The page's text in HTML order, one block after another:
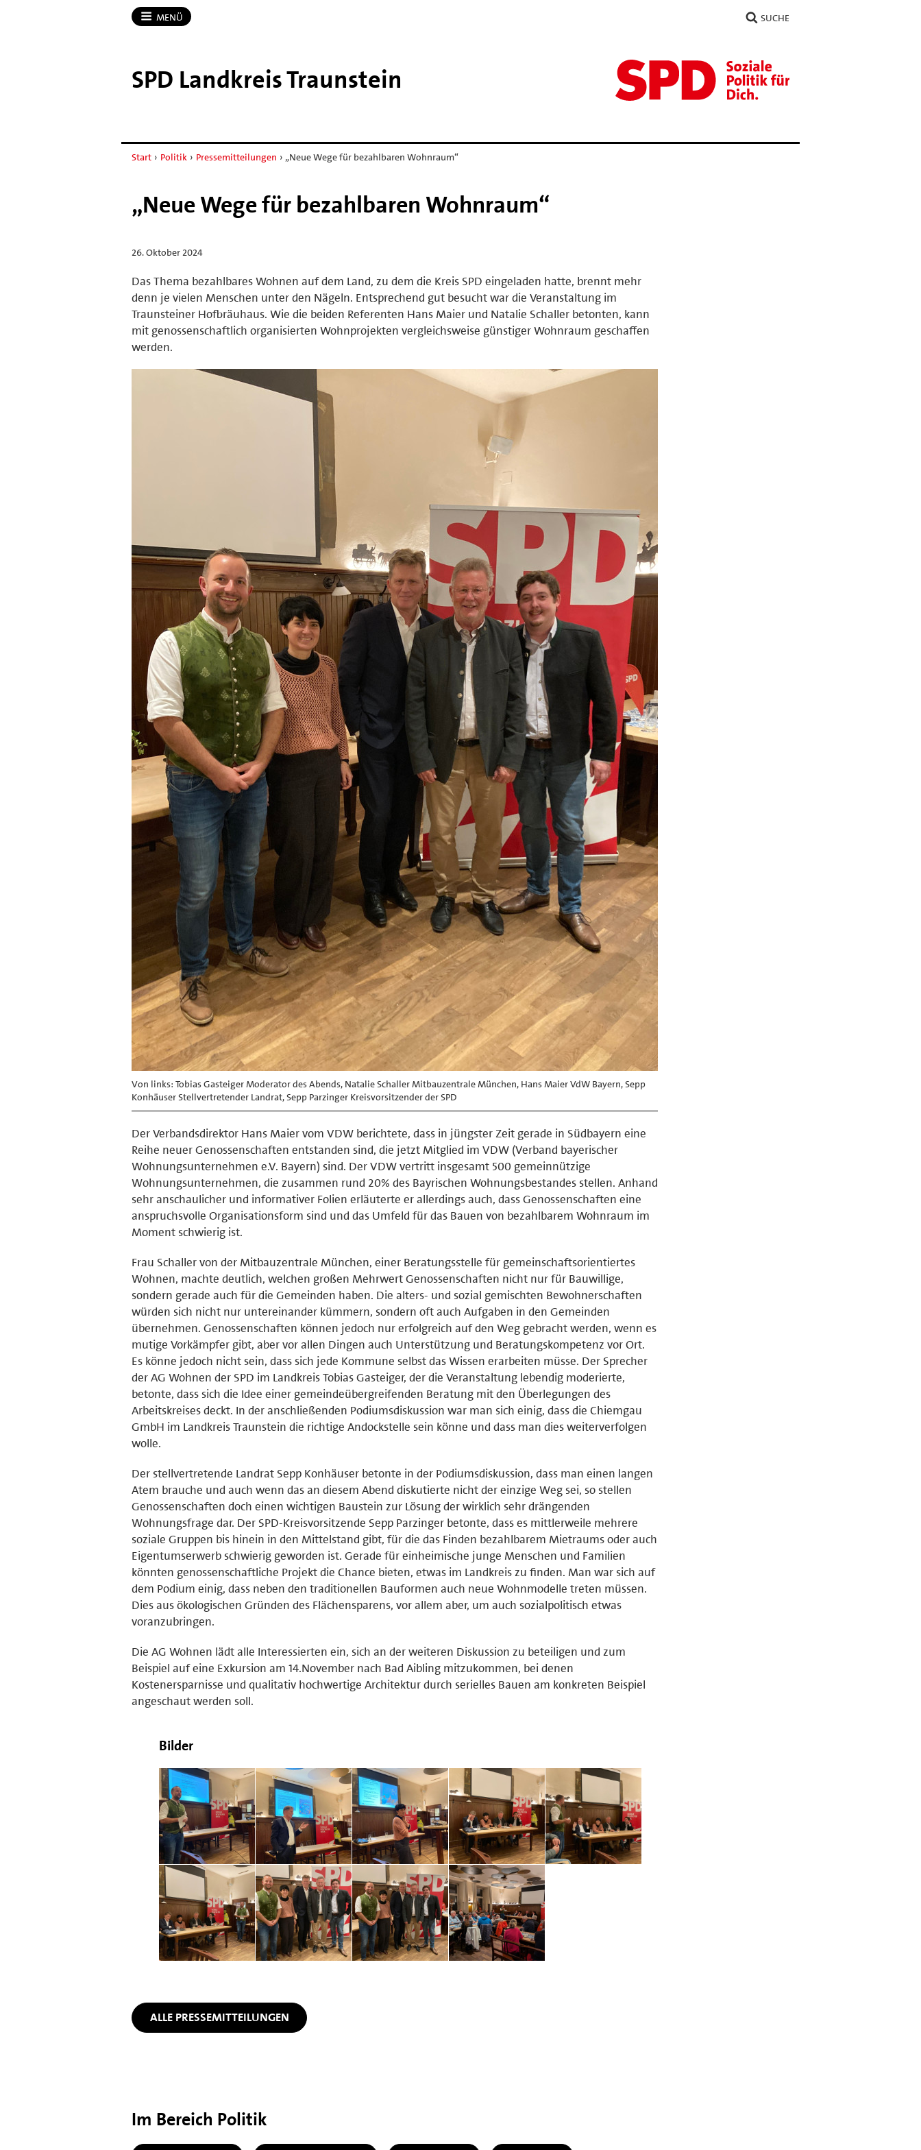
MENÜ SUCHE
SPD Landkreis Traunstein
Start › Politik › Pressemitteilungen › „Neue Wege für bezahlbaren Wohnraum“
„Neue Wege für bezahlbaren Wohnraum“
26. Oktober 2024
Das Thema bezahlbares Wohnen auf dem Land, zu dem die Kreis SPD eingeladen hatte, brennt mehr
denn je vielen Menschen unter den Nägeln. Entsprechend gut besucht war die Veranstaltung im
Traunsteiner Hofbräuhaus. Wie die beiden Referenten Hans Maier und Natalie Schaller betonten, kann
mit genossenschaftlich organisierten Wohnprojekten vergleichsweise günstiger Wohnraum geschaffen
werden.
Von links: Tobias Gasteiger Moderator des Abends, Natalie Schaller Mitbauzentrale München, Hans Maier VdW Bayern, Sepp
Konhäuser Stellvertretender Landrat, Sepp Parzinger Kreisvorsitzender der SPD
Der Verbandsdirektor Hans Maier vom VDW berichtete, dass in jüngster Zeit gerade in Südbayern eine
Reihe neuer Genossenschaften entstanden sind, die jetzt Mitglied im VDW (Verband bayerischer
Wohnungsunternehmen e.V. Bayern) sind. Der VDW vertritt insgesamt 500 gemeinnützige
Wohnungsunternehmen, die zusammen rund 20% des Bayrischen Wohnungsbestandes stellen. Anhand
sehr anschaulicher und informativer Folien erläuterte er allerdings auch, dass Genossenschaften eine
anspruchsvolle Organisationsform sind und das Umfeld für das Bauen von bezahlbarem Wohnraum im
Moment schwierig ist.
Frau Schaller von der Mitbauzentrale München, einer Beratungsstelle für gemeinschaftsorientiertes
Wohnen, machte deutlich, welchen großen Mehrwert Genossenschaften nicht nur für Bauwillige,
sondern gerade auch für die Gemeinden haben. Die alters- und sozial gemischten Bewohnerschaften
würden sich nicht nur untereinander kümmern, sondern oft auch Aufgaben in den Gemeinden
übernehmen. Genossenschaften können jedoch nur erfolgreich auf den Weg gebracht werden, wenn es
mutige Vorkämpfer gibt, aber vor allen Dingen auch Unterstützung und Beratungskompetenz vor Ort.
Es könne jedoch nicht sein, dass sich jede Kommune selbst das Wissen erarbeiten müsse. Der Sprecher
der AG Wohnen der SPD im Landkreis Tobias Gasteiger, der die Veranstaltung lebendig moderierte,
betonte, dass sich die Idee einer gemeindeübergreifenden Beratung mit den Überlegungen des
Arbeitskreises deckt. In der anschließenden Podiumsdiskussion war man sich einig, dass die Chiemgau
GmbH im Landkreis Traunstein die richtige Andockstelle sein könne und dass man dies weiterverfolgen
wolle.
Der stellvertretende Landrat Sepp Konhäuser betonte in der Podiumsdiskussion, dass man einen langen
Atem brauche und auch wenn das an diesem Abend diskutierte nicht der einzige Weg sei, so stellen
Genossenschaften doch einen wichtigen Baustein zur Lösung der wirklich sehr drängenden
Wohnungsfrage dar. Der SPD-Kreisvorsitzende Sepp Parzinger betonte, dass es mittlerweile mehrere
soziale Gruppen bis hinein in den Mittelstand gibt, für die das Finden bezahlbarem Mietraums oder auch
Eigentumserwerb schwierig geworden ist. Gerade für einheimische junge Menschen und Familien
könnten genossenschaftliche Projekt die Chance bieten, etwas im Landkreis zu finden. Man war sich auf
dem Podium einig, dass neben den traditionellen Bauformen auch neue Wohnmodelle treten müssen.
Dies aus ökologischen Gründen des Flächensparens, vor allem aber, um auch sozialpolitisch etwas
voranzubringen.
Die AG Wohnen lädt alle Interessierten ein, sich an der weiteren Diskussion zu beteiligen und zum
Beispiel auf eine Exkursion am 14.November nach Bad Aibling mitzukommen, bei denen
Kostenersparnisse und qualitativ hochwertige Architektur durch serielles Bauen am konkreten Beispiel
angeschaut werden soll.
Bilder
ALLE PRESSEMITTEILUNGEN
Im Bereich Politik